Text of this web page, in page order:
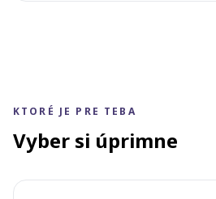
KTORÉ JE PRE TEBA
Vyber si úprimne